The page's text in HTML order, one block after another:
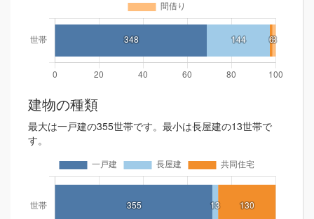
建物の種類
最大は一戸建の355世帯です。最小は長屋建の13世帯で
す。